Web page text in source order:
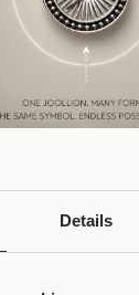
Details
μπορεί να